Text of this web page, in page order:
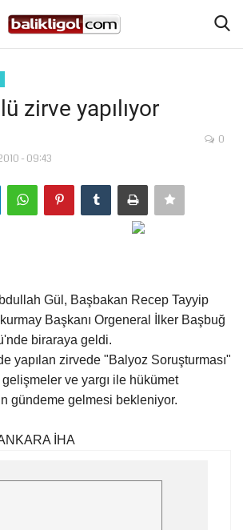
zirve yapılıyor
- 09:43
0
Gül, Başbakan Recep Tayyip
Başkanı Orgeneral İlker Başbuğ
biraraya geldi.
yapılan zirvede "Balyoz Soruşturması"
ve yargı ile hükümet
gündeme gelmesi bekleniyor.
İHA